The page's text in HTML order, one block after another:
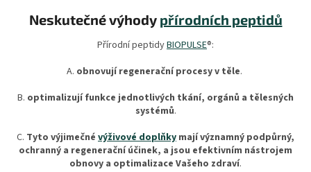
Neskutečné výhody přírodních peptidů
Přírodní peptidyBIOPULSE®:
A. obnovují regenerační procesy v těle.
B. optimalizují funkce jednotlivých tkání, orgánů a tělesných
systémů.
C. Tyto výjimečné výživové doplňky mají významný podpůrný,
ochranný a regeneračníúčinek, a jsou efektivním nástrojem
obnovy a optimalizace Vašeho zdraví.